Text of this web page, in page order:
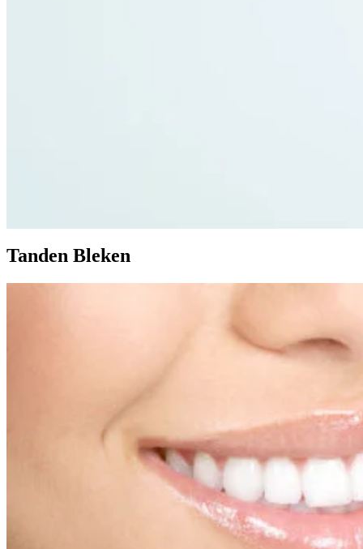
Tanden Bleken